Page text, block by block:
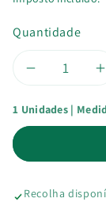
Quantidade
a
de
1 Unidades |
Recolha